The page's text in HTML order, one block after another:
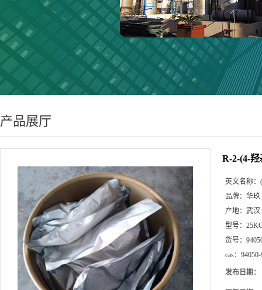
产品展厅
R-2-(4-羟
英文名称：
品牌： 华玖
产地： 武汉
型号：
货号：
cas：
发布日期：